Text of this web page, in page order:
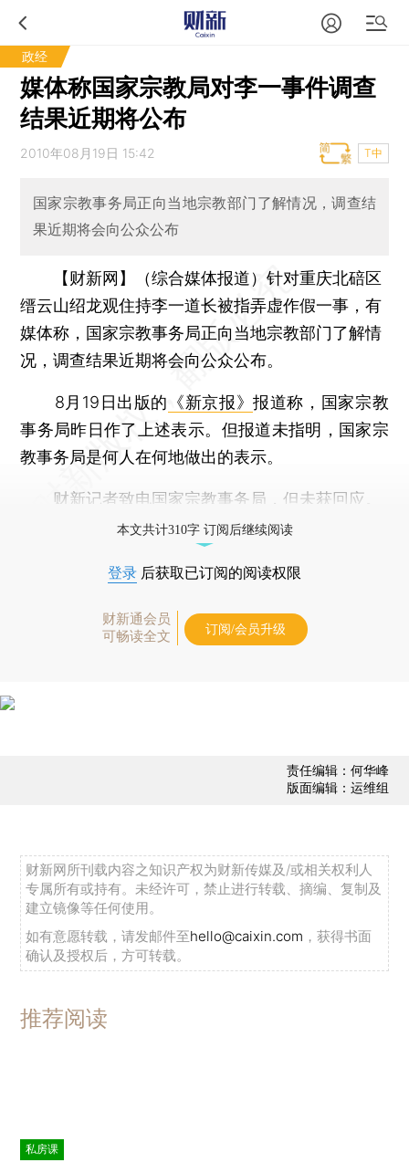
政经
媒体称国家宗教局对李一事件调查
结果近期将公布
2010年08月19日 15:42 T中
国家宗教事务局正向当地宗教部门了解情况，调查结
果近期将会向公众公布
【财新网】（综合媒体报道）针对重庆北碚区
缙云山绍龙观住持李一道长被指弄虚作假一事，有
媒体称，国家宗教事务局正向当地宗教部门了解情
况，调查结果近期将会向公众公布。
8月19日出版的 《新京报》报道称，国家宗教
事务局昨日作了上述表示。但报道未指明，国家宗
教事务局是何人在何地做出的表示。
财新记者致电国家宗教事务局，但未获回应。
本文共计310字 订阅后继续阅读
登录 后获取已订阅的阅读权限
财新通会员
可畅读全文
订阅/会员升级
责任编辑：何华峰
版面编辑：运维组
财新网所刊载内容之知识产权为财新传媒及/或相关权利人
专属所有或持有。未经许可，禁止进行转载、摘编、复制及
建立镜像等任何使用。
如有意愿转载，请发邮件至hello@caixin.com ，获得书面
确认及授权后，方可转载。
推荐阅读
私房课